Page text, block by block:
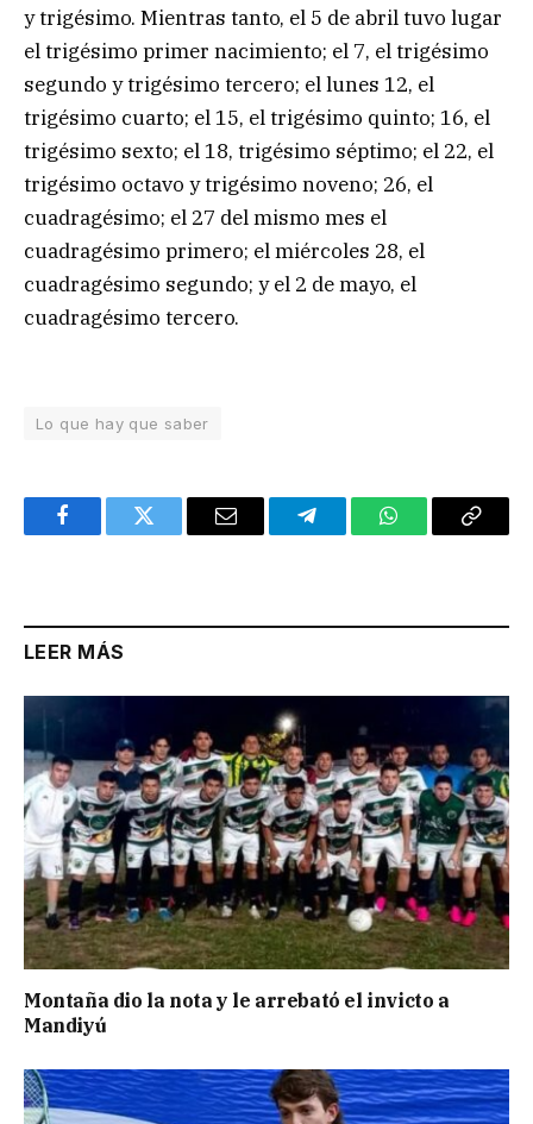
y trigésimo. Mientras tanto, el 5 de abril tuvo lugar
el trigésimo primer nacimiento; el 7, el trigésimo
segundo y trigésimo tercero; el lunes 12, el
trigésimo cuarto; el 15, el trigésimo quinto; 16, el
trigésimo sexto; el 18, trigésimo séptimo; el 22, el
trigésimo octavo y trigésimo noveno; 26, el
cuadragésimo; el 27 del mismo mes el
cuadragésimo primero; el miércoles 28, el
cuadragésimo segundo; y el 2 de mayo, el
cuadragésimo tercero.
Lo que hay que saber
FacebookTwitter Email TelegramWhatsAppCopy
LEER MÁS
Montaña dio la nota y le arrebató el invicto a
Mandiyú